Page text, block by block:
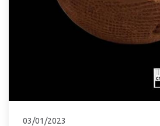
03/01/2023